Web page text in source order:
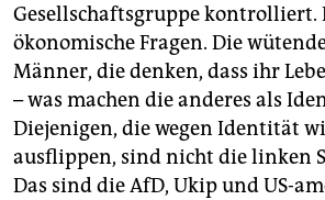
Gesellschaftsgruppe kontrolliert.
ökonomische Fragen. Die
Männer, die denken, dass ihr
– was machen die anderes als
Diejenigen, die wegen Identität
ausflippen, sind nicht die linken
Das sind die AfD, Ukip und US-